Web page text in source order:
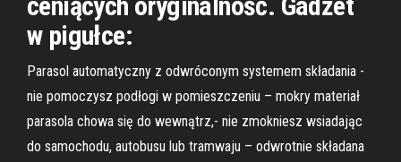
w pigułce:
Parasol automatyczny z odwróconym systemem składania -
nie pomoczysz podłogi w pomieszczeniu – mokry materiał
parasola chowa się do wewnątrz,- nie zmokniesz wsiadając
do samochodu, autobusu lub tramwaju – odwrotnie składana